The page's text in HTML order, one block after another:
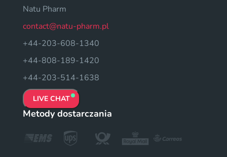
Natu Pharm
contact@natu-pharm.pl
+44-203-608-1340
+44-808-189-1420
+44-203-514-1638
LIVE CHAT
Metody dostarczania